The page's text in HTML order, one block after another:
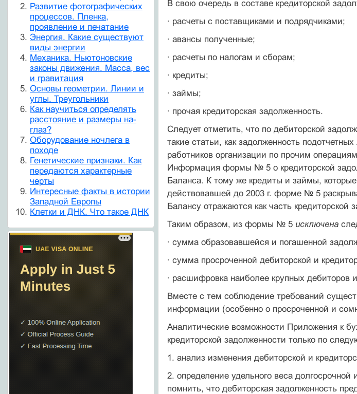
В свою очередь в составе кредиторской
· расчеты с поставщиками и подрядчиками;
· авансы полученные;
· расчеты по налогам и сборам;
· кредиты;
· займы;
· прочая кредиторская задолженность.
Следует отметить, что по дебиторской
такие ста­тьи, как задолженность
работников организации по прочим
Информация формы № 5 о кредиторской
Баланса. К тому же кредиты и займы,
действовавшей до 2003 г. форме № 5
Балансу отражаются как часть кре­диторской
Таким образом, из формы № 5 исключена
· сумма образовавшейся и погашенной
· сумма просроченной дебиторской и
· расшифровка наиболее крупных дебиторов
Вместе с тем соблюдение требований
информации (особен­но о просроченной и
Аналитические возможности Приложения к
кредитор­ской задолженности только по
1. анализ изменения дебиторской и
2. определение удельного веса
помнить, что дебиторская задолженность
Развитие фотографических
процессов. Пленка,
проявление и печатание
Энергия. Какие существуют
виды энергии
Механика. Ньютоновские
законы движения. Масса, вес
и гравитация
Основы геометрии. Линии и
углы. Треугольники
Как научиться определять
расстояние и размеры на-
глаз?
Оборудование ночлега в
походе
Генетические признаки. Как
передаются характерные
черты
Интересные факты в истории
Западной Европы
Клетки и ДНК. Что такое ДНК